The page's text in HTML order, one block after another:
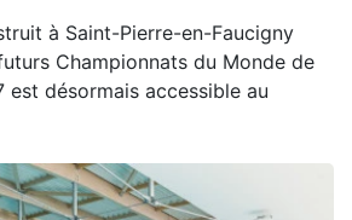
à Saint-Pierre-en-Faucigny
Championnats du Monde de
est désormais accessible au